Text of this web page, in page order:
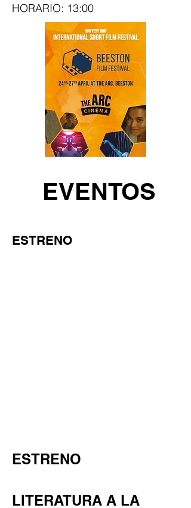
HORARIO: 13:00
EVENTOS
ESTRENO
ESTRENO
LITERATURA A LA